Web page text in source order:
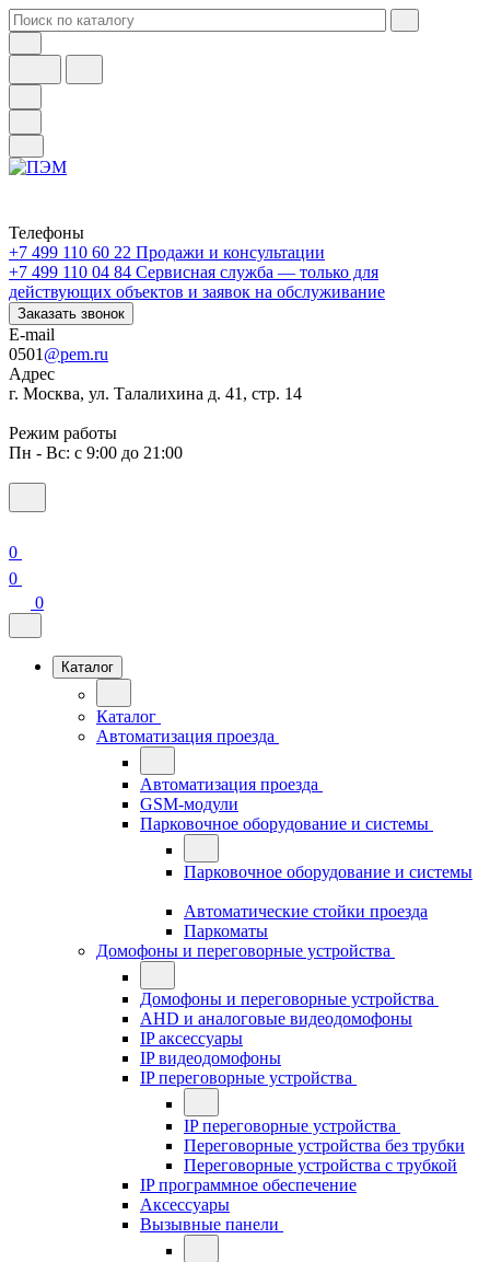
Телефоны
+7 499 110 60 22 Продажи и консультации
+7 499 110 04 84 Сервисная служба — только для
действующих объектов и заявок на обслуживание
Заказать звонок
E-mail
0501 @pem.ru
Адрес
г. Москва, ул. Талалихина д. 41, стр. 14
Режим работы
Пн - Вс: с 9:00 до 21:00
0
0
0
Каталог
Каталог
Автоматизация проезда
Автоматизация проезда
GSM-модули
Парковочное оборудование и системы
Парковочное оборудование и системы
Автоматические стойки проезда
Паркоматы
Домофоны и переговорные устройства
Домофоны и переговорные устройства
AHD и аналоговые видеодомофоны
IP аксессуары
IP видеодомофоны
IP переговорные устройства
IP переговорные устройства
Переговорные устройства без трубки
Переговорные устройства с трубкой
IP программное обеспечение
Аксессуары
Вызывные панели